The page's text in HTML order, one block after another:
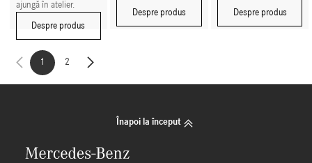
ajungă în atelier.
Despre produs
Despre produs Despre produs
1 2
Înapoi la început